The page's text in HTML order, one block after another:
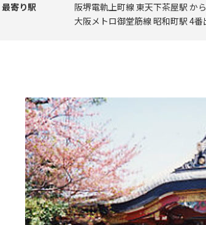
最寄り駅
阪堺電軌上町線 東天下茶屋駅 か
大阪メトロ御堂筋線 昭和町駅 4